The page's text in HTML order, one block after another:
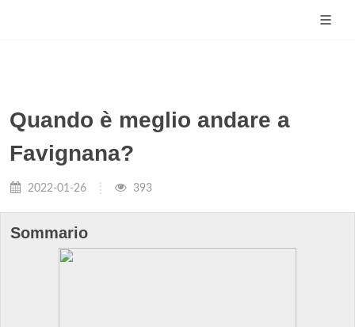
Quando è meglio andare a
Favignana?
2022-01-26 393
Sommario